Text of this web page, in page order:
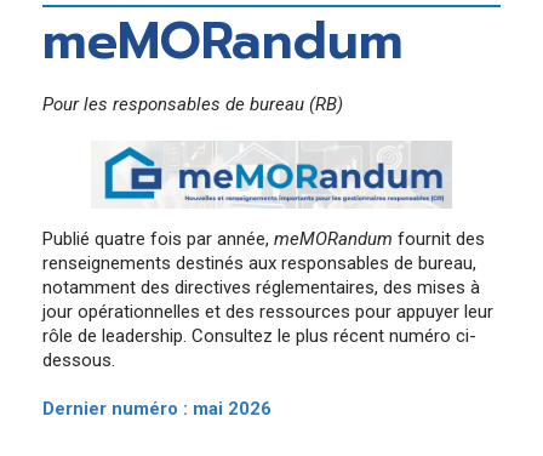
Relations gouvernementales
meMORandum
Pour les responsables de bureau (RB)
Publié quatre fois par année, meMORandum fournit des
renseignements destinés aux responsables de bureau,
notamment des directives réglementaires, des mises à
jour opérationnelles et des ressources pour appuyer leur
rôle de leadership. Consultez le plus récent numéro ci-
dessous.
Dernier numéro : mai 2026